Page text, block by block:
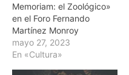
Memoriam: el Zoológico»
en el Foro Fernando
Martínez Monroy
mayo 27, 2023
En «Cultura»